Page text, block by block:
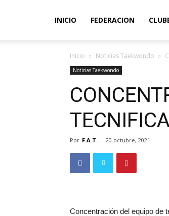
INICIO FEDERACION
Inicio Noticias Taekwondo
Noticias Taekwondo
Por F.A.T. - 20 octubre, 2021
Concentración del equipo de